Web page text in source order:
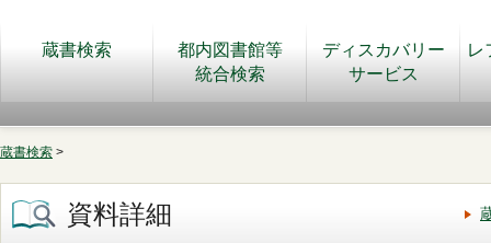
蔵書検索
都内図書館等
統合検索
ディスカバリー
サービス
レ
蔵書検索 >
資料詳細